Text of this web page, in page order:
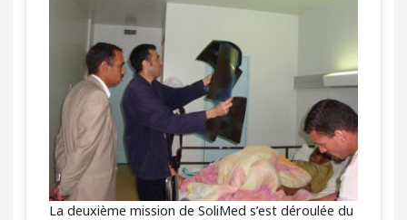
La deuxième mission de SoliMed s’est déroulée du